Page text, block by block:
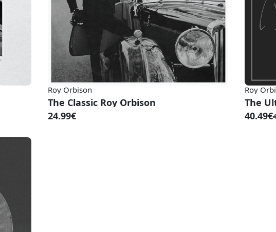
Roy Orbison
The Classic Roy Orbison
24.99€
Roy
The
40.49€